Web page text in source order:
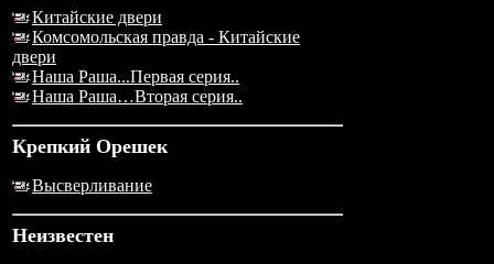
Китайские двери
Комсомольская правда - Китайские
двери
Наша Раша...Первая серия..
Наша Раша…Вторая серия..
Крепкий Орешек
Высверливание
Неизвестен